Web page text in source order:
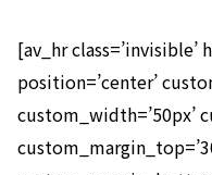
[av_hr class=’invisible’
position=’center’
custom_width=’50px’